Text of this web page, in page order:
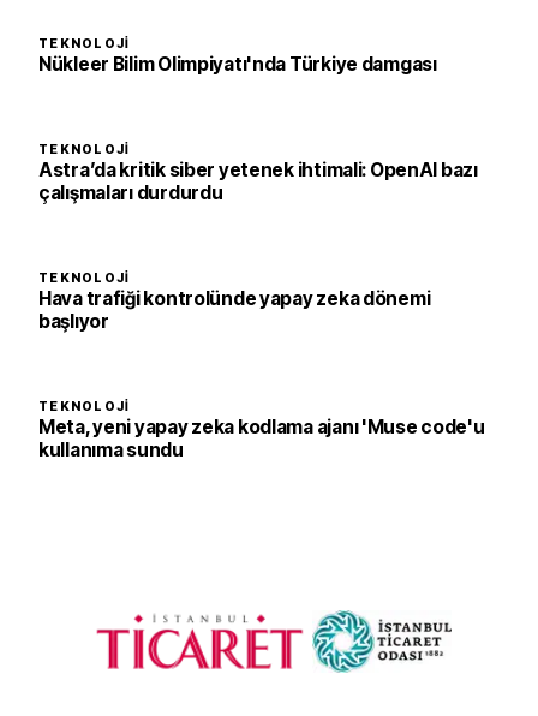
TEKNOLOJI
Nükleer Bilim Olimpiyatı'nda Türkiye damgası
TEKNOLOJI
Astra’da kritik siber yetenek ihtimali: OpenAI bazı
çalışmaları durdurdu
TEKNOLOJI
Hava trafiği kontrolünde yapay zeka dönemi
başlıyor
TEKNOLOJI
Meta, yeni yapay zeka kodlama ajanı 'Muse code'u
kullanıma sundu